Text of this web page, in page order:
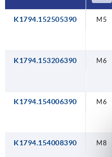
K1794.152505390 M5
K1794.153206390 M6
K1794.154006390 M6
K1794.154008390 M8